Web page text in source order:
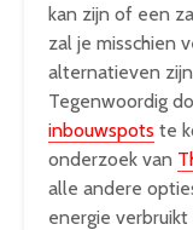
kan zijn of een
zal je misschien
alternatieven
Tegenwoordig
inbouwspots te
onderzoek van
alle andere
energie